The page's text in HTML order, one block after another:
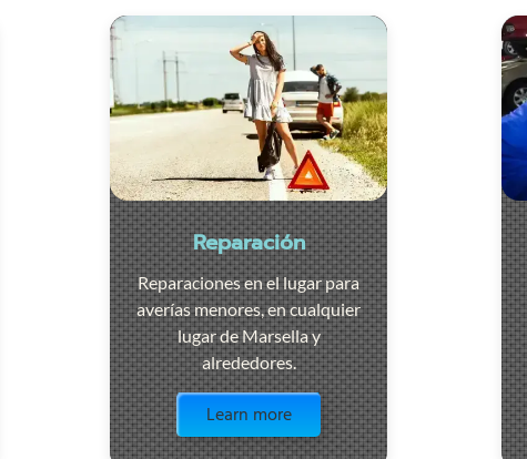
Reparación
Reparaciones en el lugar para
averías menores, en cualquier
lugar de Marsella y
alrededores.
Learn more